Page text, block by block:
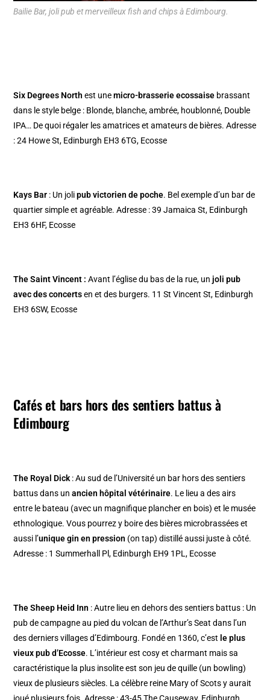
Bailie Bar, joli pub et merveilleux fish and chips à Edimbourg.
Six Degrees North est unemicro-brasserie ecossaise brassant
dans le style belge : Blonde, blanche, ambrée, houblonné, Double
IPA… De quoi régaler les amatrices et amateurs de bières. Adresse
: 24 Howe St, Edinburgh EH3 6TG, Ecosse
Kays Bar : Un jolipub victorien de poche. Bel exemple d’un bar de
quartier simple et agréable. Adresse : 39 Jamaica St, Edinburgh
EH3 6HF, Ecosse
The Saint Vincent : Avant l’église du bas de la rue, unjoli pub
avec des concertsen et des burgers. 11 St Vincent St, Edinburgh
EH3 6SW, Ecosse
Cafés et bars hors des sentiers battus à
Edimbourg
The Royal Dick: Au sud de l’Université un bar hors des sentiers
battus dans unancien hôpital vétérinaire. Le lieu a des airs
entre le bateau (avec un magnifique plancher en bois) et le musée
ethnologique. Vous pourrez y boire des bières microbrassées et
aussi l’unique gin en pression (on tap) distillé aussi juste à côté.
Adresse : 1 Summerhall Pl, Edinburgh EH9 1PL, Ecosse
The Sheep Heid Inn : Autre lieu en dehors des sentiers battus : Un
pub de campagneau pied du volcan de l’Arthur’s Seat dans l’un
des derniers villages d’Edimbourg. Fondé en 1360, c’est le plus
vieux pub d’Ecosse. L’intérieur est cosy et charmant mais sa
caractéristique la plus insolite est son jeu de quille (un bowling)
vieux de plusieurs siècles. La célèbre reine Mary of Scots y aurait